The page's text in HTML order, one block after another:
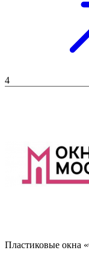
4
Пластиковые окна